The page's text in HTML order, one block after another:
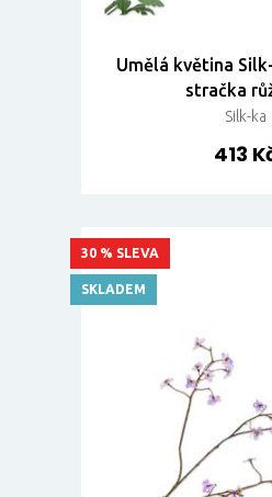
Umělá květina
stračka
Silk-ka
413
30 % SLEVA
SKLADEM